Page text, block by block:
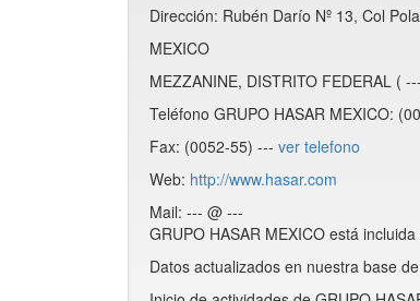
Dirección: Rubén Darío Nº 13, Col
MEXICO
MEZZANINE, DISTRITO FEDERAL (
Teléfono GRUPO HASAR MEXICO:
Fax: (0052-55) --- ver telefono
Web: http://www.hasar.com
Mail: --- @ ---
GRUPO HASAR MEXICO está
Datos actualizados en nuestra base